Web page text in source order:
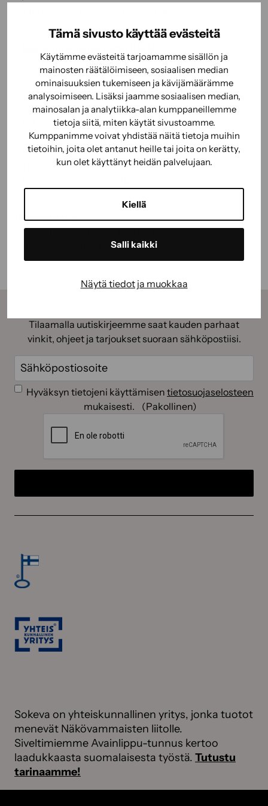
Tämä sivusto käyttää evästeitä
Käytämme evästeitä tarjoamamme sisällön ja
mainosten räätälöimiseen, sosiaalisen median
ominaisuuksien tukemiseen ja kävijämäärämme
analysoimiseen. Lisäksi jaamme sosiaalisen median,
mainosalan ja analytiikka-alan kumppaneillemme
tietoja siitä, miten käytät sivustoamme.
Kumppanimme voivat yhdistää näitä tietoja muihin
tietoihin, joita olet antanut heille tai joita on kerätty,
kun olet käyttänyt heidän palvelujaan.
Kiellä
Salli kaikki
Näytä tiedot ja muokkaa
– käyttö kuten BioComb Puhdas Katto Extra
Strong
– miedompi liuos
– riittoisuus laimennettuna 15–20 m2 / 1 litran
pakkaus
– riittoisuus laimennettuna 75–90 m2 / 5 litran
pakkaus
1 litran astia, tuotenro: IM202202
Jälleenmyynti:
Hyvinvarustetut rauta-, maali- ja
päivittäistavarakaupat.
Tilaamalla uutiskirjeemme saat kauden parhaat
vinkit, ohjeet ja tarjoukset suoraan sähköpostiisi.
Sähköposti
(Pakollinen)
Suostumus (Pakollinen)
Hyväksyn tietojeni käyttämisen tietosuojaselosteen
mukaisesti.
(Pakollinen)
Sokeva on yhteiskunnallinen yritys, jonka tuotot
menevät Näkövammaisten liitolle.
Siveltimiemme Avainlippu-tunnus kertoo
laadukkaasta suomalaisesta työstä. Tutustu
tarinaamme!